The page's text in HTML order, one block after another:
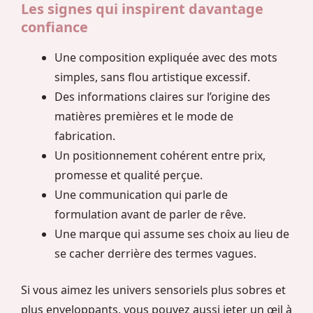
Les signes qui inspirent davantage
confiance
Une composition expliquée avec des mots
simples, sans flou artistique excessif.
Des informations claires sur l’origine des
matières premières et le mode de
fabrication.
Un positionnement cohérent entre prix,
promesse et qualité perçue.
Une communication qui parle de
formulation avant de parler de rêve.
Une marque qui assume ses choix au lieu de
se cacher derrière des termes vagues.
Si vous aimez les univers sensoriels plus sobres et
plus enveloppants, vous pouvez aussi jeter un œil à